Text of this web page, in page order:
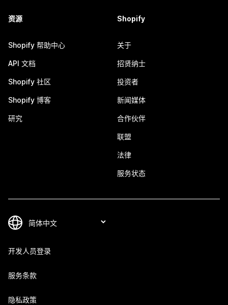
资源
Shopify 帮助中心
API 文档
Shopify 社区
Shopify 博客
研究
Shopify
关于
招贤纳士
投资者
新闻媒体
合作伙伴
联盟
法律
服务状态
开发人员登录
服务条款
隐私政策